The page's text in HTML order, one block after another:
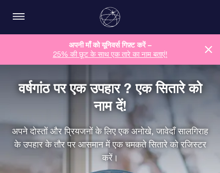
अपनी माँ को यूनिवर्स गिफ़्ट करें –
25% की छूट के साथ एक तारे का नाम बताएं!
वर्षगांठ पर एक उपहार ? एक सितारे को
नाम दें!
अपने दोस्तों और प्रियजनों के लिए एक अनोखे, जावेदाँ सालगिराह
के उपहार के तौर पर आसमान में एक चमकते सितारे को रजिस्टर
करें।